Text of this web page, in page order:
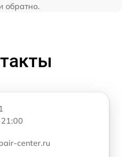
обратно.
center.ru